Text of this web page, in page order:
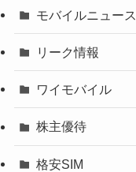
モバイルニュース
リーク情報
ワイモバイル
株主優待
格安SIM